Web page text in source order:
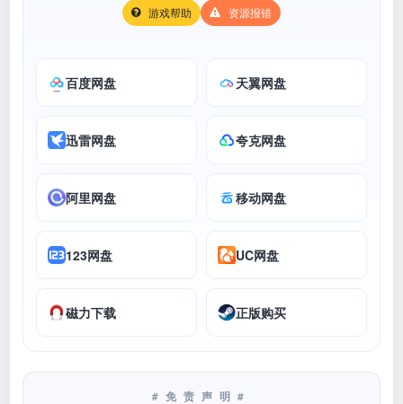
游戏帮助 资源报错
百度网盘 天翼网盘
迅雷网盘 夸克网盘
阿里网盘 移动网盘
123网盘 UC网盘
磁力下载 正版购买
#免责声明#